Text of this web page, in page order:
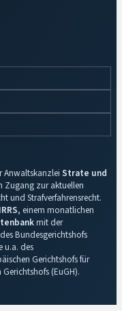
Anwaltskanzlei Strate und
Zugang zur aktuellen
und Strafverfahrensrecht.
, einem monatlichen
mit der
Bundesgerichtshofs
u.a. des
Gerichtshofs für
(EuGH).